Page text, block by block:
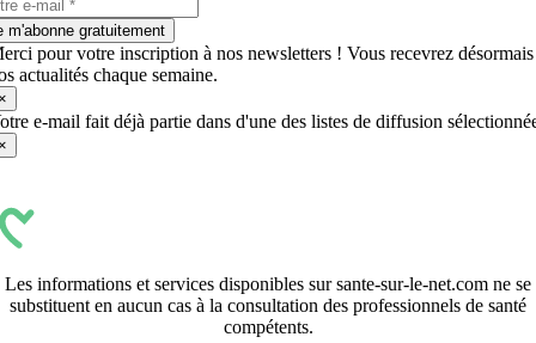
m'abonne gratuitement
pour votre inscription à nos newsletters ! Vous recevrez désormais
actualités chaque semaine.
e-mail fait déjà partie dans d'une des listes de diffusion
Les informations et services disponibles sur sante-sur-le-net.com ne se
substituent en aucun cas à la consultation des professionnels de santé
compétents.